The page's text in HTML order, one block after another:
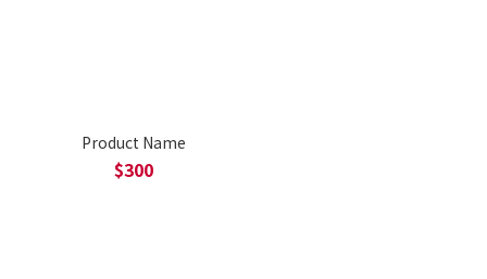
Product Name
$300